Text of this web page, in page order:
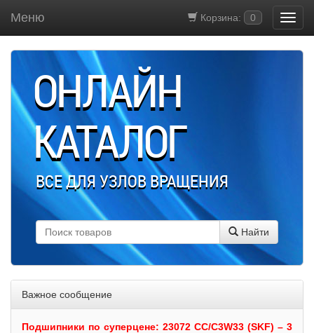
Корзина: 0
Меню
ОНЛАЙН
КАТАЛОГ
ВСЕ ДЛЯ УЗЛОВ ВРАЩЕНИЯ
Найти
Важное сообщение
Подшипники по суперцене: 23072 CC/C3W33 (SKF) – 3